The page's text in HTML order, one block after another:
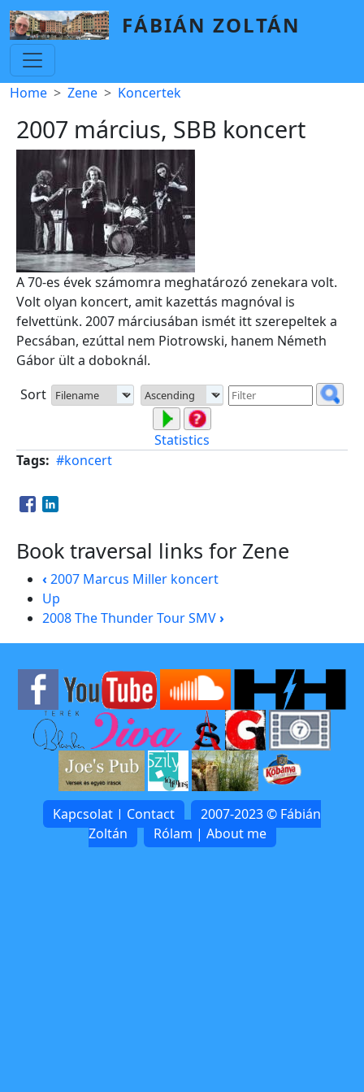
Skip to main content
FÁBIÁN ZOLTÁN
Breadcrumb
Home Zene Koncertek
2007 március, SBB koncert
A 70-es évek számomra meghatározó zenekara volt.
Volt olyan koncert, amit kazettás magnóval is
felvettünk. 2007 márciusában ismét itt szerepeltek a
Pecsában, ezúttal nem Piotrowski, hanem Németh
Gábor ült a doboknál.
Sort
Statistics
Tags #koncert
Opens in a new window
Opens in a new window
Book traversal links for Zene
‹ 2007 Marcus Miller koncert
Up
2008 The Thunder Tour SMV›
Kapcsolat | Contact
2007-2023 © Fábián
Zoltán
Rólam | About me